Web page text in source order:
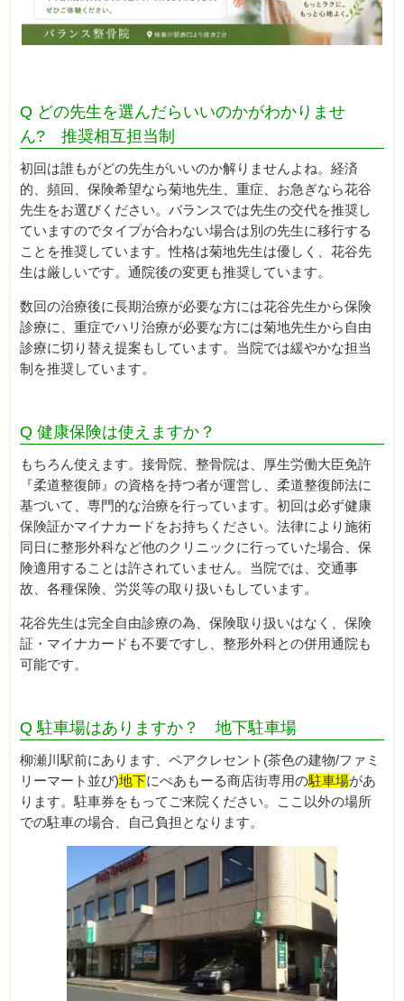
Q どの先生を選んだらいいのかがわかりませ
ん? 推奨相互担当制
初回は誰もがどの先生がいいのか解りませんよね。経済
的、頻回、保険希望なら菊地先生、重症、お急ぎなら花谷
先生をお選びください。バランスでは先生の交代を推奨し
ていますのでタイプが合わない場合は別の先生に移行する
ことを推奨しています。性格は菊地先生は優しく、花谷先
生は厳しいです。通院後の変更も推奨しています。
数回の治療後に長期治療が必要な方には花谷先生から保険
診療に、重症でハリ治療が必要な方には菊地先生から自由
診療に切り替え提案もしています。当院では緩やかな担当
制を推奨しています。
Q 健康保険は使えますか？
もちろん使えます。接骨院、整骨院は、厚生労働大臣免許
『柔道整復師』の資格を持つ者が運営し、柔道整復師法に
基づいて、専門的な治療を行っています。初回は必ず健康
保険証かマイナカードをお持ちください。法律により施術
同日に整形外科など他のクリニックに行っていた場合、保
険適用することは許されていません。当院では、交通事
故、各種保険、労災等の取り扱いもしています。
花谷先生は完全自由診療の為、保険取り扱いはなく、保険
証・マイナカードも不要ですし、整形外科との併用通院も
可能です。
Q 駐車場はありますか？ 地下駐車場
柳瀬川駅前にあります、ペアクレセント(茶色の建物/ファミ
リーマート並び)地下にぺあもーる商店街専用の駐車場があ
ります。駐車券をもってご来院ください。ここ以外の場所
での駐車の場合、自己負担となります。